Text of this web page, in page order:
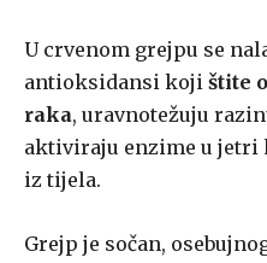
U crvenom grejpu se
antioksidansi koji štite
raka, uravnotežuju
aktiviraju enzime u jetri
iz tijela.
Grejp je sočan,